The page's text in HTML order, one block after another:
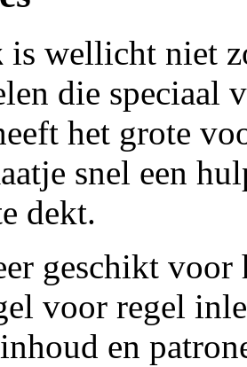
is wellicht niet
die speciaal
het grote
snel een
dekt.
geschikt voor
voor regel
en